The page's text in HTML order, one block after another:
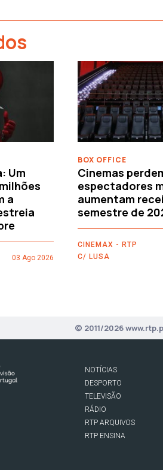
Um
a
03 Ago 2026
BOX OFFICE
Cinemas
espectadores
aumentam
semestre de
CINEMAX - RTP
C/ LUSA
© 2011/2026
NOTÍCIAS
DESPORTO
TELEVISÃO
RÁDIO
RTP ARQUIVOS
RTP ENSINA